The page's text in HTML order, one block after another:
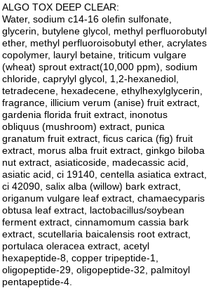
ALGO TOX DEEP CLEAR:
Water, sodium c14-16 olefin sulfonate,
glycerin, butylene glycol, methyl perfluorobutyl
ether, methyl perfluoroisobutyl ether, acrylates
copolymer, lauryl betaine, triticum vulgare
(wheat) sprout extract(10,000 ppm), sodium
chloride, caprylyl glycol, 1,2-hexanediol,
tetradecene, hexadecene, ethylhexylglycerin,
fragrance, illicium verum (anise) fruit extract,
gardenia florida fruit extract, inonotus
obliquus (mushroom) extract, punica
granatum fruit extract, ficus carica (fig) fruit
extract, morus alba fruit extract, ginkgo biloba
nut extract, asiaticoside, madecassic acid,
asiatic acid, ci 19140, centella asiatica extract,
ci 42090, salix alba (willow) bark extract,
origanum vulgare leaf extract, chamaecyparis
obtusa leaf extract, lactobacillus/soybean
ferment extract, cinnamomum cassia bark
extract, scutellaria baicalensis root extract,
portulaca oleracea extract, acetyl
hexapeptide-8, copper tripeptide-1,
oligopeptide-29, oligopeptide-32, palmitoyl
pentapeptide-4.